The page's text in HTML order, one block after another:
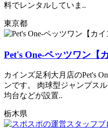
料でレンタルしていま..
東京都
Pet's One-ペッツワン【
カインズ足利大月店のPet's
ンです。 肉球型ジャンプス
均台などが設置..
栃木県